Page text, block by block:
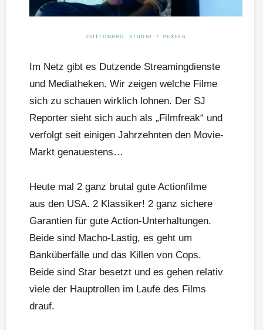
COTTONBRO STUDIO / PEXELS
Im Netz gibt es Dutzende Streamingdienste
und Mediatheken. Wir zeigen welche Filme
sich zu schauen wirklich lohnen. Der SJ
Reporter sieht sich auch als „Filmfreak“ und
verfolgt seit einigen Jahrzehnten den Movie-
Markt genauestens…
Heute mal 2 ganz brutal gute Actionfilme
aus den USA. 2 Klassiker! 2 ganz sichere
Garantien für gute Action-Unterhaltungen.
Beide sind Macho-Lastig, es geht um
Banküberfälle und das Killen von Cops.
Beide sind Star besetzt und es gehen relativ
viele der Hauptrollen im Laufe des Films
drauf.